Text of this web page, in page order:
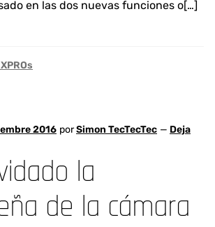
en las dos nuevas funciones o[…]
2016 porSimon TecTecTec — Deja
la
de la cámara